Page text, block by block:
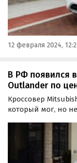
12 февраля 2024,
В РФ появился
Outlander по
Кроссовер
который мог, но